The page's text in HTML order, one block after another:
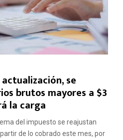
se
brutos mayores a $3
la carga
del impuesto se reajustan
de lo cobrado este mes, por